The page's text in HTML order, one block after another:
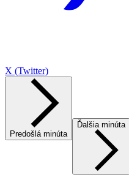
X (Twitter)
Predošlá minúta
Ďalšia minúta